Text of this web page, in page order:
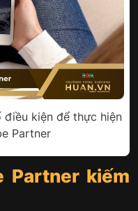
điều kiện để thực hiện
Partner
Partner​​ kiếm